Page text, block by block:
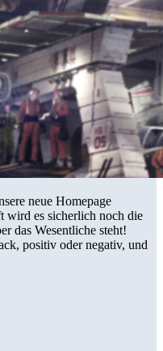
neue Homepage
wird es sicherlich noch die
das Wesentliche steht!
positiv oder negativ, und